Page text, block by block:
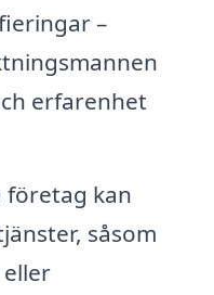
–
erfarenhet
företag kan
såsom